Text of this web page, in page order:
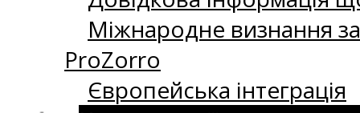
Міжнародне визнання
ProZorro
Європейська інтеграція